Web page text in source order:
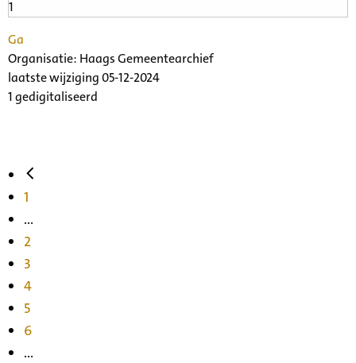
Ga
Organisatie: Haags Gemeentearchief
laatste wijziging 05-12-2024
1 gedigitaliseerd
1
...
2
3
4
5
6
...